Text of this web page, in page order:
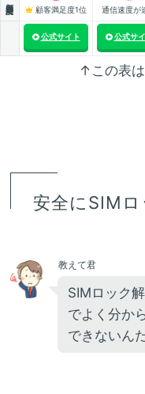
顧客満足度1位 通信速度が
公式サイト 公式サ
↑この表は
安全にSIMロ
教えて君
SIMロック
でよく分か
できないん